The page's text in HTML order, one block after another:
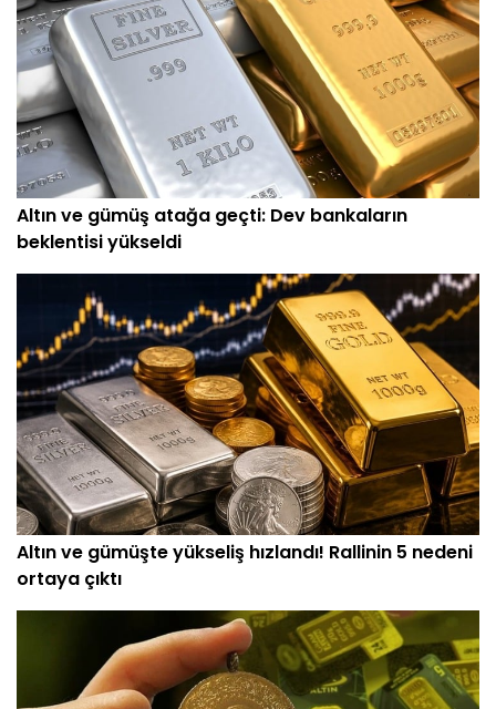
Altın ve gümüş atağa geçti: Dev bankaların
beklentisi yükseldi
Altın ve gümüşte yükseliş hızlandı! Rallinin 5 nedeni
ortaya çıktı